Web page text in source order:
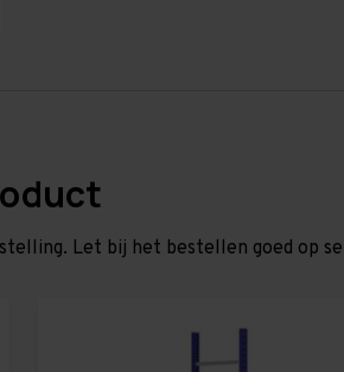
Let bij het bestellen goed op